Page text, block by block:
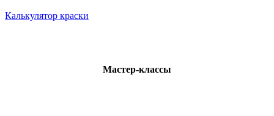
Калькулятор краски
Мастер-классы